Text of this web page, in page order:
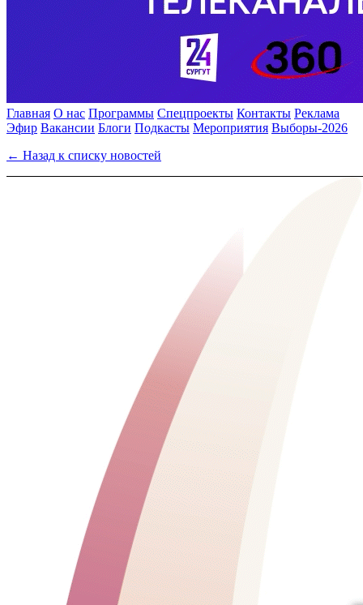
Главная О нас Программы Спецпроекты Контакты Реклама
Эфир Вакансии Блоги Подкасты Мероприятия Выборы-2026
← Назад к списку новостей